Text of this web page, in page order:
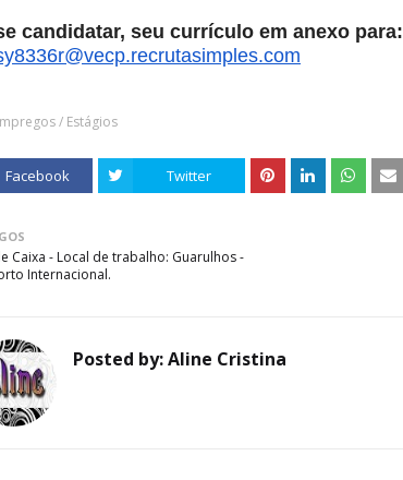
candidatar, seu currículo em anexo para:
recrutasimples.com
/ Estágios
Facebook Twitter
Caixa - Local de trabalho: Guarulhos -
Internacional.
Posted by:Aline Cristina